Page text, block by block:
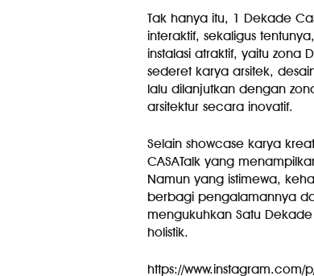
Tak hanya itu, 1 Dekade
interaktif, sekaligus
instalasi atraktif, yaitu zona
sederet karya arsitek,
lalu dilanjutkan dengan
arsitektur secara inovatif.
Selain showcase karya
CASATalk yang
Namun yang istimewa,
berbagi pengalamannya
mengukuhkan Satu
holistik.
https://www.instagram.com/